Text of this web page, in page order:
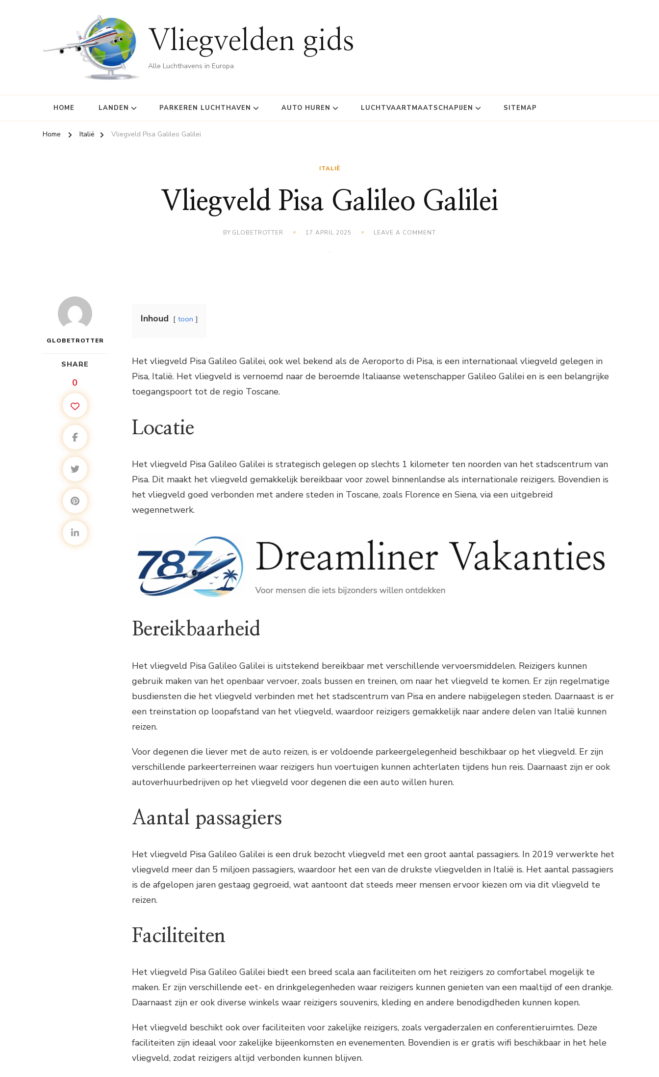
Vliegvelden gids
Alle Luchthavens in Europa
HOME LANDEN PARKEREN LUCHTHAVEN AUTO HUREN LUCHTVAARTMAATSCHAPIJEN SITEMAP
Home Italië Vliegveld Pisa Galileo Galilei
ITALIË
Vliegveld Pisa Galileo Galilei
BY GLOBETROTTER 17 APRIL 2025 LEAVE A COMMENT
GLOBETROTTER
SHARE
0
Inhoud toon
Het vliegveld Pisa Galileo Galilei, ook wel bekend als de Aeroporto di Pisa, is een internationaal vliegveld gelegen in
Pisa, Italië. Het vliegveld is vernoemd naar de beroemde Italiaanse wetenschapper Galileo Galilei en is een belangrijke
toegangspoort tot de regio Toscane.
Locatie
Het vliegveld Pisa Galileo Galilei is strategisch gelegen op slechts 1 kilometer ten noorden van het stadscentrum van
Pisa. Dit maakt het vliegveld gemakkelijk bereikbaar voor zowel binnenlandse als internationale reizigers. Bovendien is
het vliegveld goed verbonden met andere steden in Toscane, zoals Florence en Siena, via een uitgebreid
wegennetwerk.
Bereikbaarheid
Het vliegveld Pisa Galileo Galilei is uitstekend bereikbaar met verschillende vervoersmiddelen. Reizigers kunnen
gebruik maken van het openbaar vervoer, zoals bussen en treinen, om naar het vliegveld te komen. Er zijn regelmatige
busdiensten die het vliegveld verbinden met het stadscentrum van Pisa en andere nabijgelegen steden. Daarnaast is er
een treinstation op loopafstand van het vliegveld, waardoor reizigers gemakkelijk naar andere delen van Italië kunnen
reizen.
Voor degenen die liever met de auto reizen, is er voldoende parkeergelegenheid beschikbaar op het vliegveld. Er zijn
verschillende parkeerterreinen waar reizigers hun voertuigen kunnen achterlaten tijdens hun reis. Daarnaast zijn er ook
autoverhuurbedrijven op het vliegveld voor degenen die een auto willen huren.
Aantal passagiers
Het vliegveld Pisa Galileo Galilei is een druk bezocht vliegveld met een groot aantal passagiers. In 2019 verwerkte het
vliegveld meer dan 5 miljoen passagiers, waardoor het een van de drukste vliegvelden in Italië is. Het aantal passagiers
is de afgelopen jaren gestaag gegroeid, wat aantoont dat steeds meer mensen ervoor kiezen om via dit vliegveld te
reizen.
Faciliteiten
Het vliegveld Pisa Galileo Galilei biedt een breed scala aan faciliteiten om het reizigers zo comfortabel mogelijk te
maken. Er zijn verschillende eet- en drinkgelegenheden waar reizigers kunnen genieten van een maaltijd of een drankje.
Daarnaast zijn er ook diverse winkels waar reizigers souvenirs, kleding en andere benodigdheden kunnen kopen.
Het vliegveld beschikt ook over faciliteiten voor zakelijke reizigers, zoals vergaderzalen en conferentieruimtes. Deze
faciliteiten zijn ideaal voor zakelijke bijeenkomsten en evenementen. Bovendien is er gratis wifi beschikbaar in het hele
vliegveld, zodat reizigers altijd verbonden kunnen blijven.